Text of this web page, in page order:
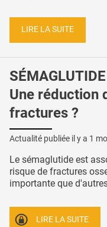
LIRE LA SUITE
Une réduction
fractures ?
Actualité publiée il y a 1
Le sémaglutide est
risque de fractures
importante que
LIRE LA SUITE